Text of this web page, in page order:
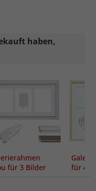
haben,
für 3 Bilder
für 4